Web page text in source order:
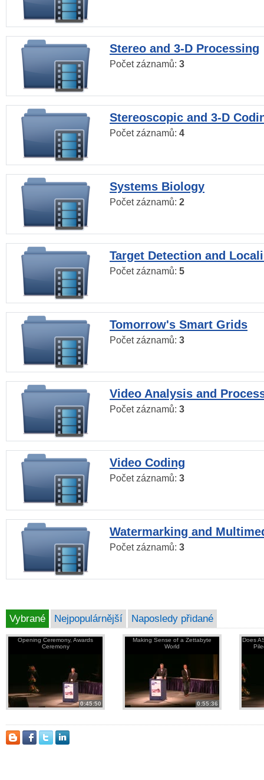
Stereo and 3-D Processing
Počet záznamů: 3
Stereoscopic and 3-D
Počet záznamů: 4
Systems Biology
Počet záznamů: 2
Target Detection and
Počet záznamů: 5
Tomorrow's Smart Grids
Počet záznamů: 3
Video Analysis and
Počet záznamů: 3
Video Coding
Počet záznamů: 3
Watermarking and
Počet záznamů: 3
Vybrané Nejpopulárnější Naposledy přidané
Opening Ceremony, Awards
Ceremony
0:45:50
Making Sense of a Zettabyte
World
0:55:36
Does